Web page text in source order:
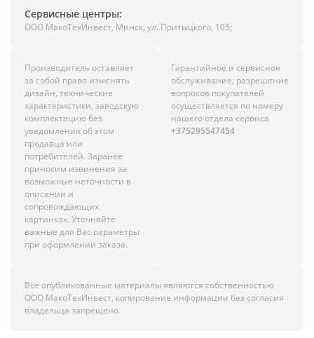
Сервисные центры:
ООО МакоТехИнвест, Минск, ул. Притыцкого, 105;
Производитель оставляет
за собой право изменять
дизайн, технические
характеристики, заводскую
комплектацию без
уведомления об этом
продавца или
потребителей. Заранее
приносим извинения за
возможные неточности в
описании и
сопровождающих
картинках. Уточняйте
важные для Вас параметры
при оформлении заказа.
Гарантийное и сервисное
обслуживание, разрешение
вопросов покупателей
осуществляется по номеру
нашего отдела сервиса
+375295547454
Все опубликованные материалы являются собственностью
ООО МакоТехИнвест, копирование информации без согласия
владельца запрещено.